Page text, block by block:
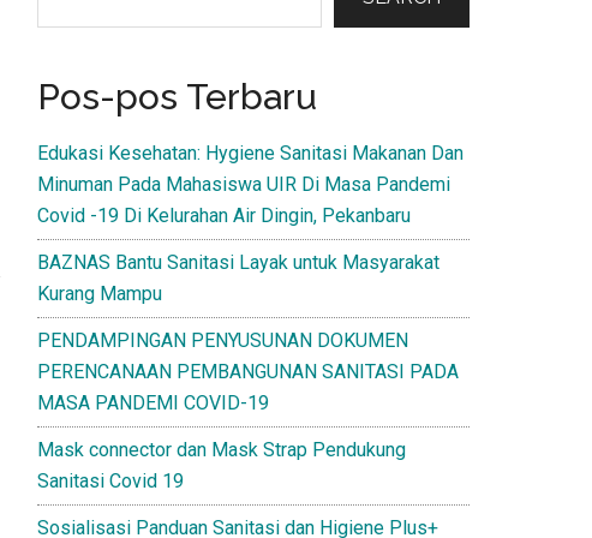
Pos-pos Terbaru
Edukasi Kesehatan: Hygiene Sanitasi Makanan Dan
Minuman Pada Mahasiswa UIR Di Masa Pandemi
Covid -19 Di Kelurahan Air Dingin, Pekanbaru
BAZNAS Bantu Sanitasi Layak untuk Masyarakat
Kurang Mampu
PENDAMPINGAN PENYUSUNAN DOKUMEN
PERENCANAAN PEMBANGUNAN SANITASI PADA
MASA PANDEMI COVID-19
Mask connector dan Mask Strap Pendukung
Sanitasi Covid 19
Sosialisasi Panduan Sanitasi dan Higiene Plus+